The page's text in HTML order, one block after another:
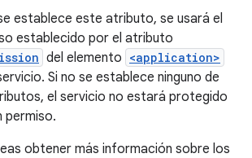
establece este atributo, se usará el
establecido por el atributo
del elemento <application>
Si no se establece ninguno de
el servicio no estará protegido
permiso.
obtener más información sobre los